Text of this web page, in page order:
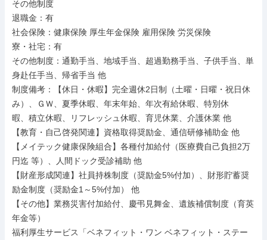
その他制度
退職金：有
社会保険：健康保険 厚生年金保険 雇用保険 労災保険
寮・社宅：有
その他制度：通勤手当、地域手当、超過勤務手当、子供手当、単
身赴任手当、帰省手当 他
制度備考：【休日・休暇】完全週休2日制（土曜・日曜・祝日休
み）、ＧＷ、夏季休暇、年末年始、年次有給休暇、特別休
暇、積立休暇、リフレッシュ休暇、育児休業、介護休業 他
【教育・自己啓発関連】資格取得奨励金、通信研修補助金 他
【メイテック健康保険組合】各種付加給付（医療費自己負担2万
円迄 等）、人間ドック受診補助 他
【財産形成関連】社員持株制度（奨励金5%付加）、財形貯蓄奨
励金制度（奨励金1～5%付加） 他
【その他】業務災害付加給付、慶弔見舞金、遺族補償制度（育英
年金等）
福利厚生サービス「ベネフィット・ワン ベネフィット・ステー